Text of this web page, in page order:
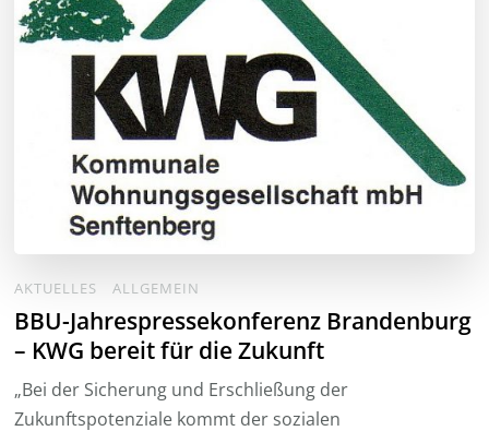
AKTUELLES ALLGEMEIN
BBU-Jahrespressekonferenz Brandenburg
– KWG bereit für die Zukunft
„Bei der Sicherung und Erschließung der
Zukunftspotenziale kommt der sozialen